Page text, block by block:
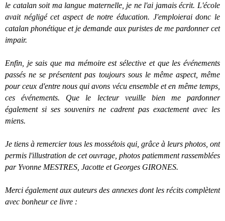
le catalan soit ma langue maternelle, je ne l'ai jamais écrit. L'école
avait négligé cet aspect de notre éducation. J'emploierai donc le
catalan phonétique et je demande aux puristes de me pardonner cet
impair.
Enfin, je sais que ma mémoire est sélective et que les événements
passés ne se présentent pas toujours sous le même aspect, même
pour ceux d'entre nous qui avons vécu ensemble et en même temps,
ces événements. Que le lecteur veuille bien me pardonner
également si ses souvenirs ne cadrent pas exactement avec les
miens.
Je tiens à remercier tous les mossétois qui, grâce à leurs photos, ont
permis l'illustration de cet ouvrage, photos patiemment rassemblées
par Yvonne MESTRES, Jacotte et Georges GIRONES.
Merci également aux auteurs des annexes dont les récits complètent
avec bonheur ce livre :